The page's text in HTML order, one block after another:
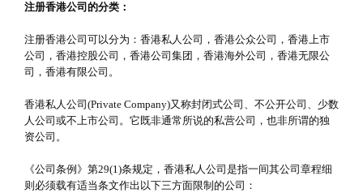
注册香港公司的分类：
注册香港公司可以分为：香港私人公司，香港公众公司，香港上市
公司，香港控股公司，香港公司集团，香港海外公司，香港无限公
司，香港有限公司。
香港私人公司(Private Company)又称封闭式公司、不公开公司、少数
人公司或不上市公司。它既非通常所说的私营公司，也非所谓的独
资公司。
《公司条例》第29(1)条规定，香港私人公司是指一间其公司章程细
则必须载有适当条文作出以下三方面限制的公司：